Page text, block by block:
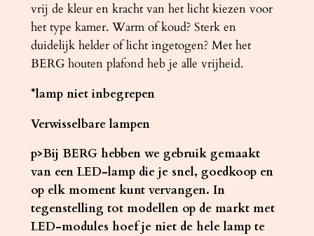
vrij de kleur en kracht van het licht kiezen voor
het type kamer. Warm of koud? Sterk en
duidelijk helder of licht ingetogen? Met het
BERG houten plafond heb je alle vrijheid.
*lamp niet inbegrepen
Verwisselbare lampen
p>Bij BERG hebben we gebruik gemaakt
van een LED-lamp die je snel, goedkoop en
op elk moment kunt vervangen. In
tegenstelling tot modellen op de markt met
LED-modules hoef je niet de hele lamp te